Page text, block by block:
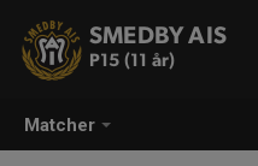
Matcher
SMEDBY AIS
P15 (11 år)